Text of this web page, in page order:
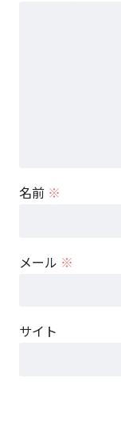
名前 ※
メール ※
サイト